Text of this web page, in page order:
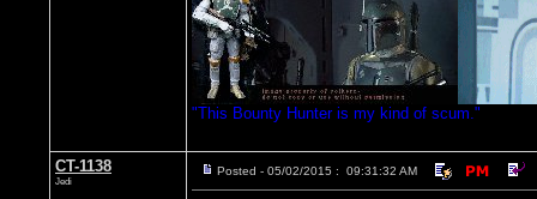
"This Bounty Hunter is my kind of scum."
CT-1138
Jedi
Posted - 05/02/2015 : 09:31:32 AM